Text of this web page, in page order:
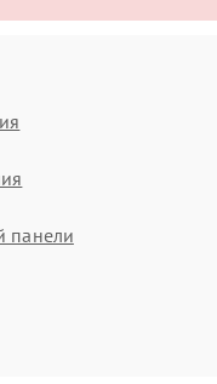
панели